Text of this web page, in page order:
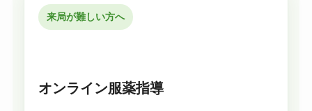
来局が難しい方へ
オンライン服薬指導